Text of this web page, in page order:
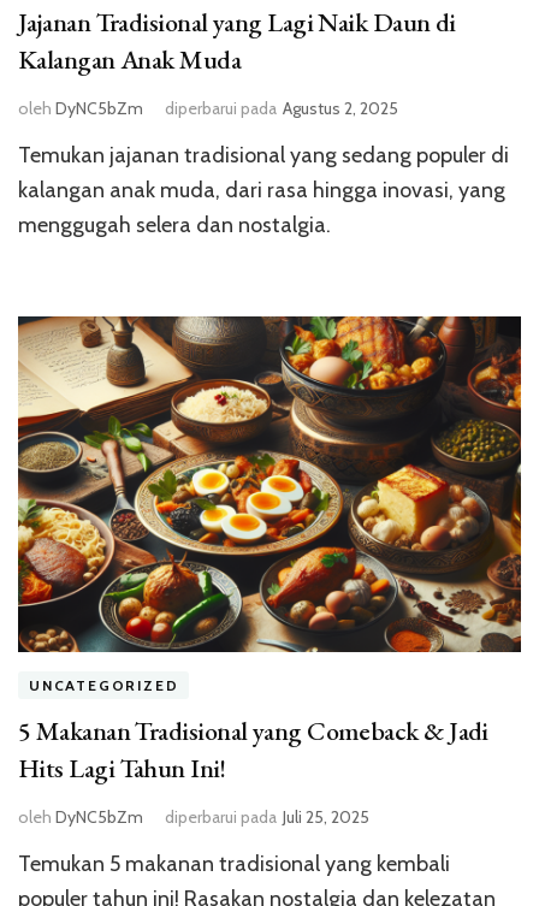
Jajanan Tradisional yang Lagi Naik Daun di
Kalangan Anak Muda
oleh DyNC5bZm diperbarui pada Agustus 2, 2025
Temukan jajanan tradisional yang sedang populer di
kalangan anak muda, dari rasa hingga inovasi, yang
menggugah selera dan nostalgia.
UNCATEGORIZED
5 Makanan Tradisional yang Comeback & Jadi
Hits Lagi Tahun Ini!
oleh DyNC5bZm diperbarui pada Juli 25, 2025
Temukan 5 makanan tradisional yang kembali
populer tahun ini! Rasakan nostalgia dan kelezatan